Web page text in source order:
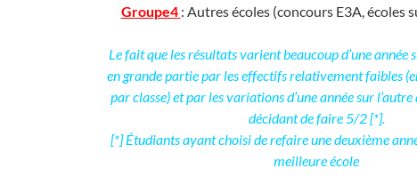
Groupe4 : Autres écoles (concours E3A, écoles
Le fait que les résultats varient beaucoup d’une année
en grande partie par les effectifs relativement faibles
par classe) et par les variations d’une année sur l’autre
décidant de faire 5/2 [*].
[*] Étudiants ayant choisi de refaire une deuxième
meilleure école